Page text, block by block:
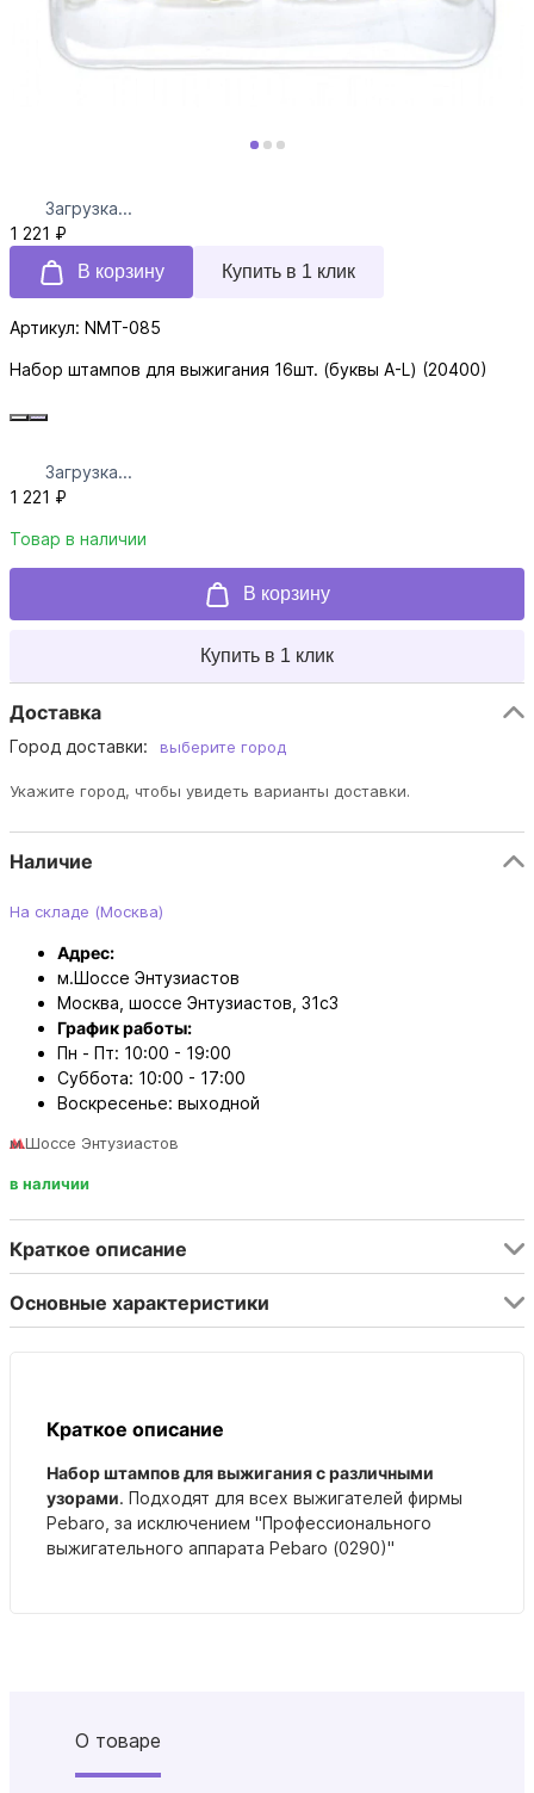
Загрузка...
1 221 ₽
В корзину
Купить в 1 клик
Артикул: NMT-085
Набор штампов для выжигания 16шт. (буквы A-L) (20400)
Загрузка...
1 221 ₽
Товар в наличии
В корзину
Купить в 1 клик
Доставка
Город доставки: выберите город
Укажите город, чтобы увидеть варианты доставки.
Наличие
На складе (Москва)
Адрес:
м.Шоссе Энтузиастов
Москва, шоссе Энтузиастов, 31с3
График работы:
Пн - Пт: 10:00 - 19:00
Суббота: 10:00 - 17:00
Воскресенье: выходной
м.Шоссе Энтузиастов
в наличии
Краткое описание
Основные характеристики
Краткое описание
Набор штампов для выжигания с различными
узорами. Подходят для всех выжигателей фирмы
Pebaro, за исключением "Профессионального
выжигательного аппарата Pebaro (0290)"
О товаре